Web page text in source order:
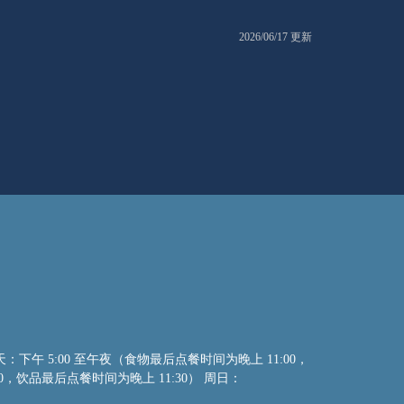
2026/06/17 更新
下午 5:00 至午夜（食物最后点餐时间为晚上 11:00，
饮品最后点餐时间为晚上 11:30） 周日：